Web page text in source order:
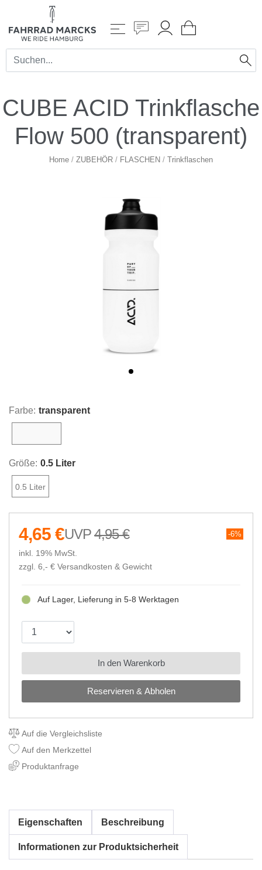
CUBE ACID Trinkflasche
Flow 500 (transparent)
Home / ZUBEHÖR / FLASCHEN / Trinkflaschen
Farbe: transparent
Größe: 0.5 Liter
0.5 Liter
4,95 € 6%
4,65 €
inkl. 19% MwSt.
zzgl. 6,- € Versandkosten & Gewicht
Reservieren & Abholen
Auf Lager, Lieferung in 5-8 Werktagen
In den Warenkorb
Auf die Vergleichsliste
Auf den Merkzettel
Produktanfrage
Eigenschaften Beschreibung
Informationen zur Produktsicherheit